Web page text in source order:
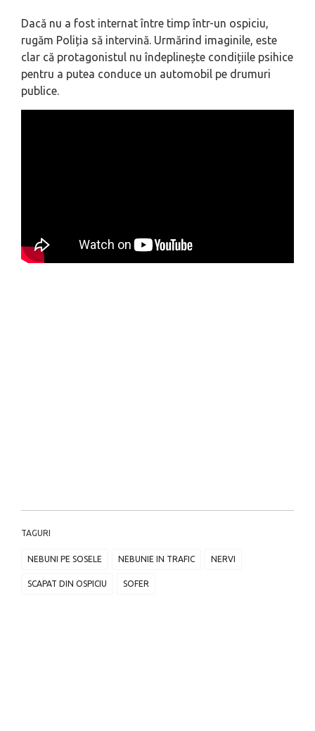
Dacă nu a fost internat între timp într-un ospiciu,
rugăm Poliția să intervină. Urmărind imaginile, este
clar că protagonistul nu îndeplinește condițiile psihice
pentru a putea conduce un automobil pe drumuri
publice.
TAGURI
NEBUNI PE SOSELE NEBUNIE IN TRAFIC NERVI
SCAPAT DIN OSPICIU SOFER